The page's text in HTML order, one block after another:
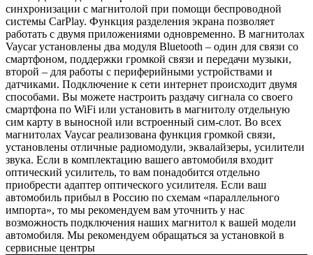
синхронизации с магнитолой при помощи беспроводной
системы CarPlay. Функция разделения экрана позволяет
работать с двумя приложениями одновременно. В магнитолах
Vaycar установлены два модуля Bluetooth – один для связи со
смартфоном, поддержки громкой связи и передачи музыки,
второй – для работы с периферийными устройствами и
датчиками. Подключение к сети интернет происходит двумя
способами. Вы можете настроить раздачу сигнала со своего
смартфона по WiFi или установить в магнитолу отдельную
сим карту в выносной или встроенный сим-слот. Во всех
магнитолах Vaycar реализована функция громкой связи,
установлены отличные радиомодули, эквалайзеры, усилители
звука. Если в комплектацию вашего автомобиля входит
оптический усилитель, то вам понадобится отдельно
приобрести адаптер оптического усилителя. Если ваш
автомобиль прибыл в Россию по схемам «параллельного
импорта», то мы рекомендуем вам уточнить у нас
возможность подключения наших магнитол к вашей модели
автомобиля. Мы рекомендуем обращаться за установкой в
сервисные центры